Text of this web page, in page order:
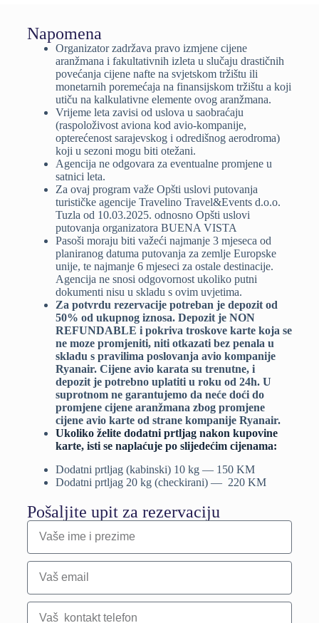
Napomena
Organizator zadržava pravo izmjene cijene
aranžmana i fakultativnih izleta u slučaju drastičnih
povećanja cijene nafte na svjetskom tržištu ili
monetarnih poremećaja na finansijskom tržištu a koji
utiču na kalkulativne elemente ovog aranžmana.
Vrijeme leta zavisi od uslova u saobraćaju
(raspoloživost aviona kod avio-kompanije,
opterećenost sarajevskog i odredišnog aerodroma)
koji u sezoni mogu biti otežani.
Agencija ne odgovara za eventualne promjene u
satnici leta.
Za ovaj program važe Opšti uslovi putovanja
turističke agencije Travelino Travel&Events d.o.o.
Tuzla od 10.03.2025. odnosno Opšti uslovi
putovanja organizatora BUENA VISTA
Pasoši moraju biti važeći najmanje 3 mjeseca od
planiranog datuma putovanja za zemlje Europske
unije, te najmanje 6 mjeseci za ostale destinacije.
Agencija ne snosi odgovornost ukoliko putni
dokumenti nisu u skladu s ovim uvjetima.
Za potvrdu rezervacije potreban je depozit od
50% od ukupnog iznosa. Depozit je NON
REFUNDABLE i pokriva troskove karte koja se
ne moze promjeniti, niti otkazati bez penala u
skladu s pravilima poslovanja avio kompanije
Ryanair. Cijene avio karata su trenutne, i
depozit je potrebno uplatiti u roku od 24h. U
suprotnom ne garantujemo da neće doći do
promjene cijene aranžmana zbog promjene
cijene avio karte od strane kompanije Ryanair.
Ukoliko želite dodatni prtljag nakon kupovine
karte, isti se naplaćuje po slijedećim cijenama:
Dodatni prtljag (kabinski) 10 kg — 150 KM
Dodatni prtljag 20 kg (checkirani) — 220 KM
Pošaljite upit za rezervaciju